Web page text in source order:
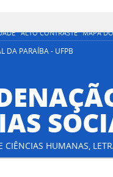
ALTO CONTRASTE MAPA
Acesso à
DA PARAÍBA - UFPB
CIÊNCIAS HUMANAS,